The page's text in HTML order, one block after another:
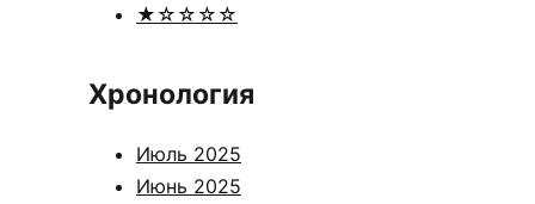
★☆☆☆☆
Хронология
Июль 2025
Июнь 2025